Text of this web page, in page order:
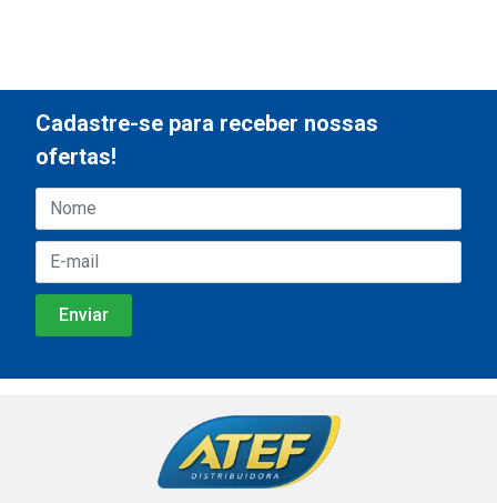
Cadastre-se para receber nossas
ofertas!